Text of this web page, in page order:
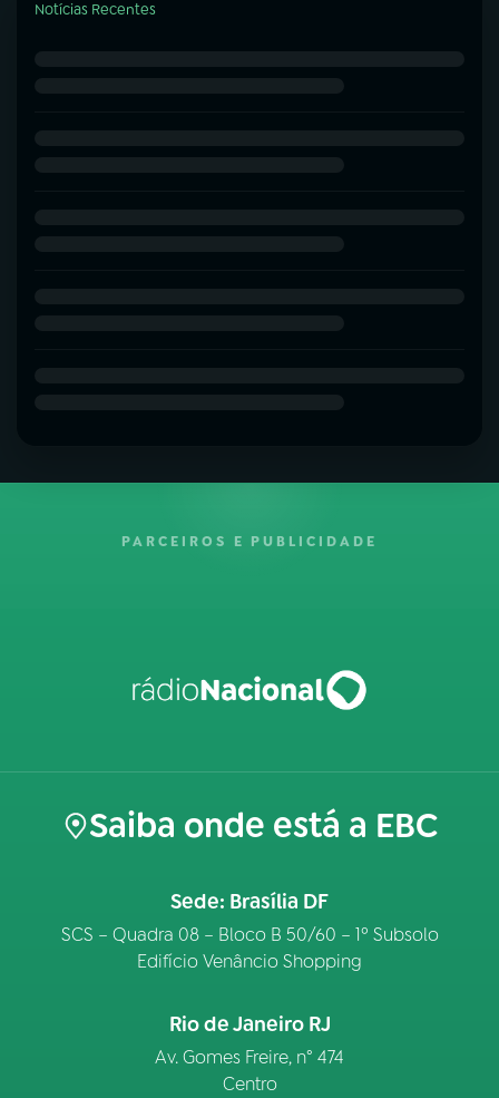
Notícias Recentes
PARCEIROS E PUBLICIDADE
Saiba onde está a EBC
Sede: Brasília DF
SCS – Quadra 08 – Bloco B 50/60 – 1º Subsolo
Edifício Venâncio Shopping
Rio de Janeiro RJ
Av. Gomes Freire, n° 474
Centro